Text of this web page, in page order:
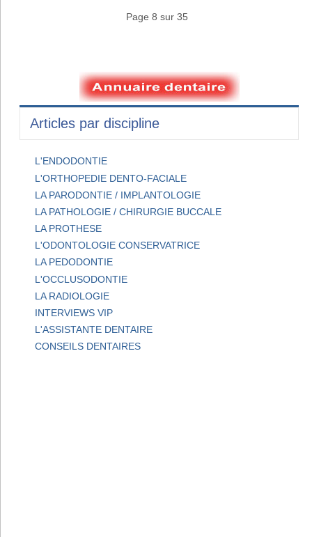
Page 8 sur 35
Articles par discipline
L'ENDODONTIE
L'ORTHOPEDIE DENTO-FACIALE
LA PARODONTIE / IMPLANTOLOGIE
LA PATHOLOGIE / CHIRURGIE BUCCALE
LA PROTHESE
L'ODONTOLOGIE CONSERVATRICE
LA PEDODONTIE
L'OCCLUSODONTIE
LA RADIOLOGIE
INTERVIEWS VIP
L'ASSISTANTE DENTAIRE
CONSEILS DENTAIRES